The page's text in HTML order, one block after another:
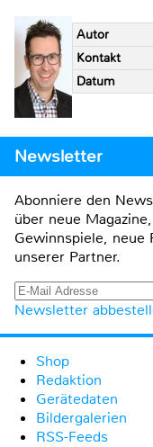
Autor
Kontakt
Datum
Newsletter
Abonniere den
über neue
Gewinnspiele,
unserer Partner.
Newsletter
Shop
Redaktion
Gerätedaten
Bildergalerien
RSS-Feeds